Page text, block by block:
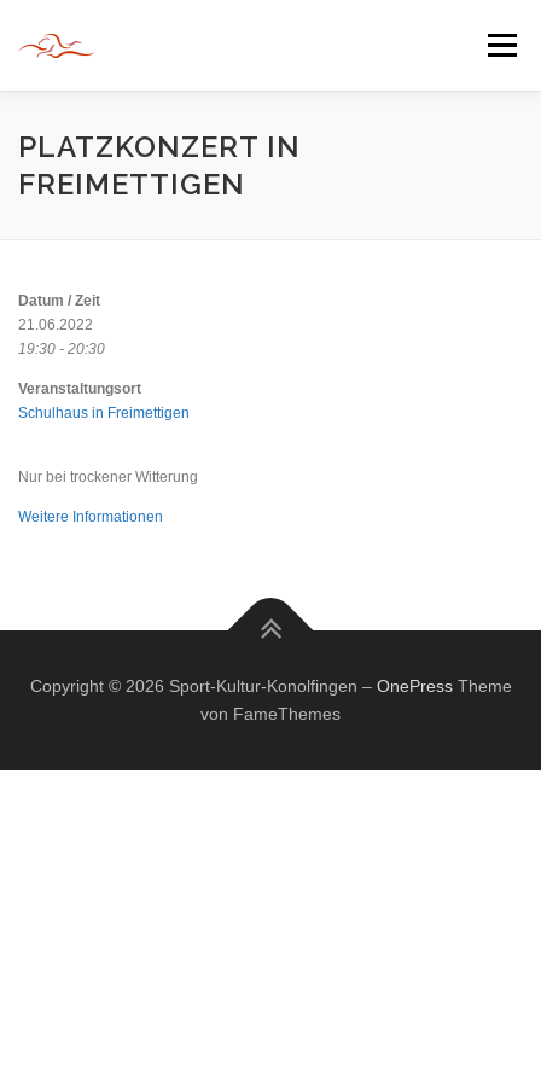
springen
Menü
HERZLICH WILLKOMMEN
INFORMATIONEN
PLATZKONZERT IN
FREIMETTIGEN
Datum / Zeit
21.06.2022
19:30 - 20:30
Veranstaltungsort
Schulhaus in Freimettigen
Nur bei trockener Witterung
Weitere Informationen
Copyright © 2026 Sport-Kultur-Konolfingen – OnePressTheme
von FameThemes